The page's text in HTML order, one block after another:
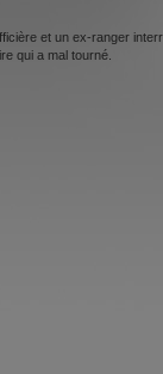
et un ex-ranger
qui a mal tourné.